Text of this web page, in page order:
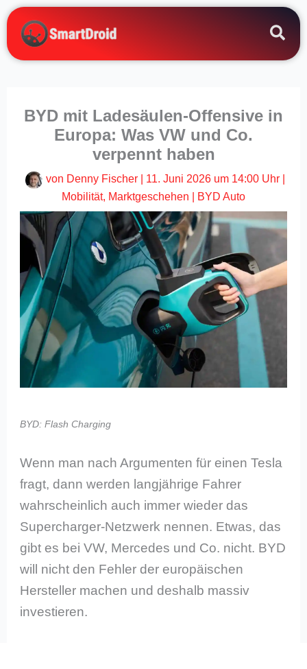
Zum
Inhalt
springen
BYD mit Ladesäulen-Offensive in
Europa: Was VW und Co.
verpennt haben
von Denny Fischer 11. Juni 2026 um 14:00 Uhr
Mobilität, Marktgeschehen BYD Auto
BYD: Flash Charging
Wenn man nach Argumenten für einen Tesla
fragt, dann werden langjährige Fahrer
wahrscheinlich auch immer wieder das
Supercharger-Netzwerk nennen. Etwas, das
gibt es bei VW, Mercedes und Co. nicht. BYD
will nicht den Fehler der europäischen
Hersteller machen und deshalb massiv
investieren.